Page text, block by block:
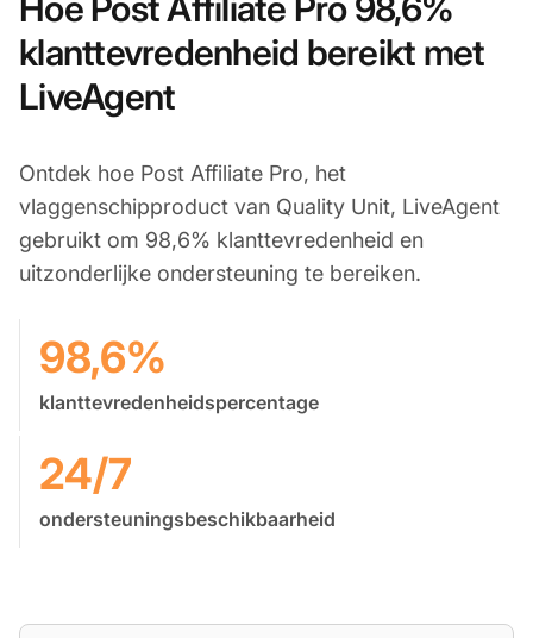
klanttevredenheid bereikt met
LiveAgent
Ontdek hoe Post Affiliate Pro, het
vlaggenschipproduct van Quality Unit, LiveAgent
gebruikt om 98,6% klanttevredenheid en
uitzonderlijke ondersteuning te bereiken.
98,6%
klanttevredenheidspercentage
24/7
ondersteuningsbeschikbaarheid